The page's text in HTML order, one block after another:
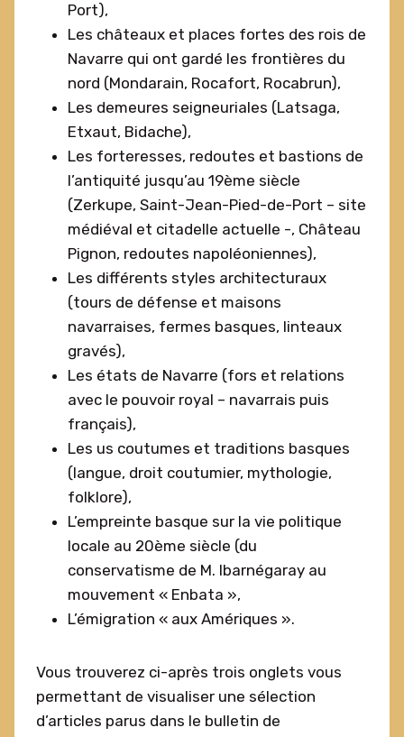
Port),
Les châteaux et places fortes des rois de
Navarre qui ont gardé les frontières du
nord (Mondarain, Rocafort, Rocabrun),
Les demeures seigneuriales (Latsaga,
Etxaut, Bidache),
Les forteresses, redoutes et bastions de
l’antiquité jusqu’au 19ème siècle
(Zerkupe, Saint-Jean-Pied-de-Port – site
médiéval et citadelle actuelle -, Château
Pignon, redoutes napoléoniennes),
Les différents styles architecturaux
(tours de défense et maisons
navarraises, fermes basques, linteaux
gravés),
Les états de Navarre (fors et relations
avec le pouvoir royal – navarrais puis
français),
Les us coutumes et traditions basques
(langue, droit coutumier, mythologie,
folklore),
L’empreinte basque sur la vie politique
locale au 20ème siècle (du
conservatisme de M. Ibarnégaray au
mouvement « Enbata »,
L’émigration « aux Amériques ».
Vous trouverez ci-après trois onglets vous
permettant de visualiser une sélection
d’articles parus dans le bulletin de